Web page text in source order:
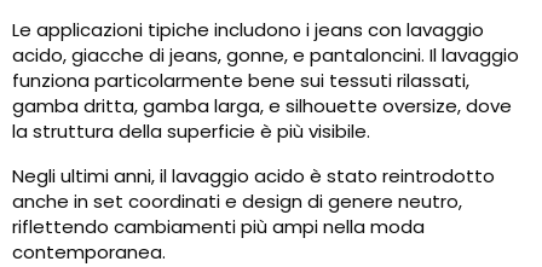
Le applicazioni tipiche includono i jeans con lavaggio
acido, giacche di jeans, gonne, e pantaloncini. Il lavaggio
funziona particolarmente bene sui tessuti rilassati,
gamba dritta, gamba larga, e silhouette oversize, dove
la struttura della superficie è più visibile.
Negli ultimi anni, il lavaggio acido è stato reintrodotto
anche in set coordinati e design di genere neutro,
riflettendo cambiamenti più ampi nella moda
contemporanea.